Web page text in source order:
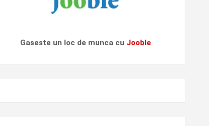
Gaseste un loc de munca cu Jooble